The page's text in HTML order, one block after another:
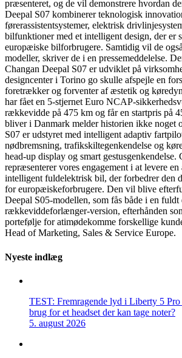
præsenteret, og de vil demonstrere hvordan
Deepal S07 kombinerer teknologisk
førerassistentsystemer, elektrisk
bilfunktioner med et intelligent design, der er
europæiske bilforbrugere. Samtidig vil de
modeller, skriver de i en pressemeddelelse.
Changan Deepal S07 er udviklet på
designcenter i Torino go skulle afspejle en
foretrækker og forventer af æstetik og
har fået en 5-stjernet Euro NCAP-
rækkevidde på 475 km og får en startpris på
bliver i Danmark melder historien ikke noget
S07 er udstyret med intelligent adaptiv
nødbremsning, trafikskiltegenkendelse og
head-up display og smart gestusgenkendelse.
repræsenterer vores engagement i at levere
intelligent fuldelektrisk bil, der forbedrer den
for europæiskeforbrugere. Den vil blive
Deepal S05-modellen, som fås både i en
rækkeviddeforlænger-version, efterhånden
portefølje for atimødekomme forskellige
Head of Marketing, Sales & Service Europe.
Nyeste indlæg
TEST: Fremragende lyd i Liberty 5
brug for et headset der kan tage noter?
5. august 2026